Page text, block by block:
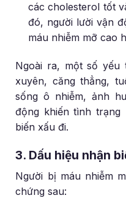
các cholesterol tốt
đó, người lười vận
máu nhiễm mỡ cao
Ngoài ra, một số
xuyên, căng thẳng,
sống ô nhiễm, ảnh
động khiến tình trạng
biến xấu đi.
3. Dấu hiệu nhận
Người bị máu nhiễm
chứng sau: